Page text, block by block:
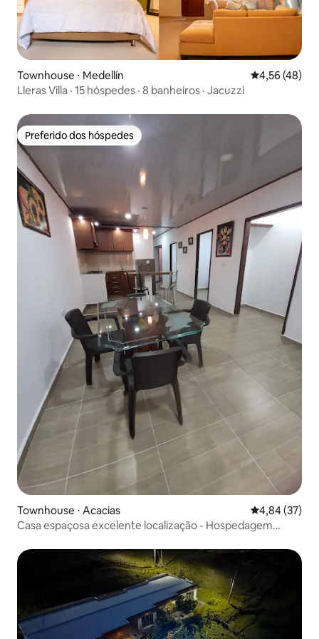
Townhouse ⋅ Medellín 4,56 de uma
4,56 (48)
Lleras Villa · 15 hóspedes · 8 banheiros · Jacuzzi
Preferido dos hóspedes
Preferido dos hóspedes
Townhouse ⋅ Acacias 4,84 de uma
4,84 (37)
Casa espaçosa excelente localização - Hospedagem